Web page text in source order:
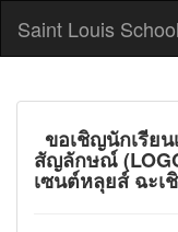
Saint Louis School
ขอเชิญนักเรีย
สัญลักษณ์
เซนต์หลุยส์ ฉะเ